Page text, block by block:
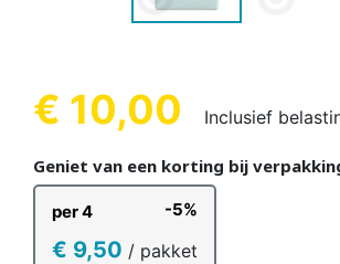
€ 10,00 Inclusief
Geniet van een korting bij
per 4 -5%
€ 9,50 / pakket